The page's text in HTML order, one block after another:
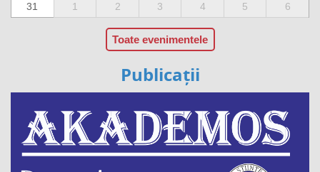
31
1 2 3 4 5 6
Toate evenimentele
Publicații